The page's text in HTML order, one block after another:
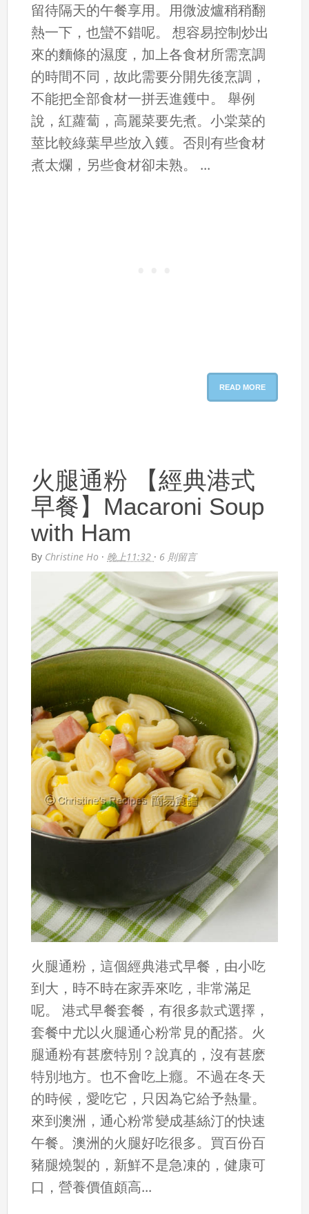
留待隔天的午餐享用。用微波爐稍稍翻
熱一下，也蠻不錯呢。 想容易控制炒出
來的麵條的濕度，加上各食材所需烹調
的時間不同，故此需要分開先後烹調，
不能把全部食材一拼丟進鑊中。 舉例
說，紅蘿蔔，高麗菜要先煮。小棠菜的
莖比較綠葉早些放入鑊。否則有些食材
煮太爛，另些食材卻未熟。 ...
READ MORE
火腿通粉 【經典港式
早餐】Macaroni Soup
with Ham
By Christine Ho · 晚上11:32 · 6 則留言
火腿通粉，這個經典港式早餐，由小吃
到大，時不時在家弄來吃，非常滿足
呢。 港式早餐套餐，有很多款式選擇，
套餐中尤以火腿通心粉常見的配搭。火
腿通粉有甚麽特別？說真的，沒有甚麽
特別地方。也不會吃上癮。不過在冬天
的時候，愛吃它，只因為它給予熱量。
來到澳洲，通心粉常變成基絲汀的快速
午餐。澳洲的火腿好吃很多。買百份百
豬腿燒製的，新鮮不是急凍的，健康可
口，營養價值頗高...